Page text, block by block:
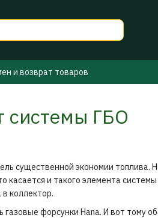
и возврат товаров
системы ГБО
существенной экономии топлива.
и такого элемента
коллектор.
форсунки Hana. И вот тому